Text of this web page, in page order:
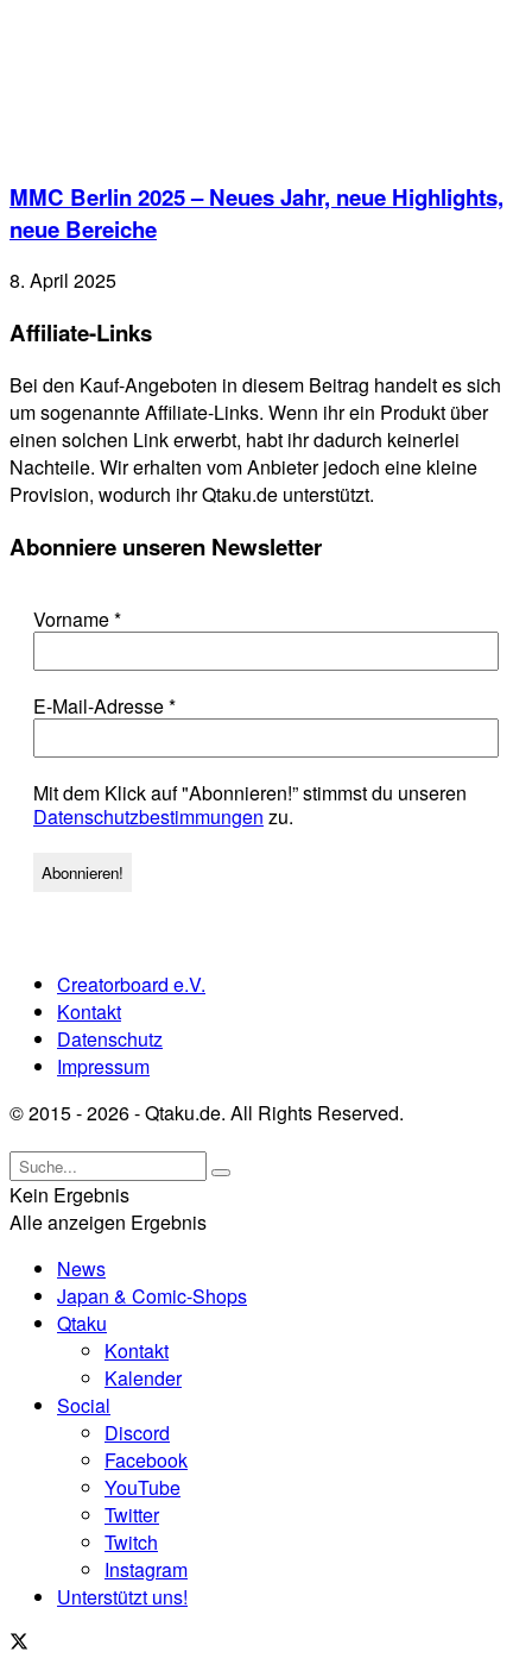
MMC Berlin 2025 – Neues Jahr, neue Highlights,
neue Bereiche
8. April 2025
Affiliate-Links
Bei den Kauf-Angeboten in diesem Beitrag handelt es sich
um sogenannte Affiliate-Links. Wenn ihr ein Produkt über
einen solchen Link erwerbt, habt ihr dadurch keinerlei
Nachteile. Wir erhalten vom Anbieter jedoch eine kleine
Provision, wodurch ihr Qtaku.de unterstützt.
Abonniere unseren Newsletter
Vorname*
E-Mail-Adresse*
Mit dem Klick auf "Abonnieren!” stimmst du unseren
Datenschutzbestimmungen zu.
Creatorboard e.V.
Kontakt
Datenschutz
Impressum
© 2015 - 2026 - Qtaku.de. All Rights Reserved.
Kein Ergebnis
Alle anzeigen Ergebnis
News
Japan & Comic-Shops
Qtaku
Kontakt
Kalender
Social
Discord
Facebook
YouTube
Twitter
Twitch
Instagram
Unterstützt uns!